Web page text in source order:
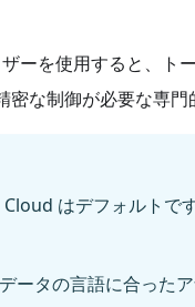
ーを使用すると、
な制御が必要な専門
はデフォルトで
タの言語に合った